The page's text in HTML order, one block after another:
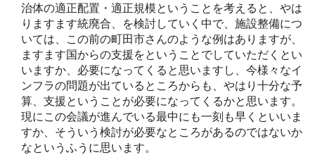
治体の適正配置・適正規模ということを考えると、やは
りますます統廃合、を検討していく中で、施設整備につ
いては、この前の町田市さんのような例はありますが、
ますます国からの支援をということでしていただくとい
いますか、必要になってくると思いますし、今様々なイ
ンフラの問題が出ているところからも、やはり十分な予
算、支援ということが必要になってくるかと思います。
現にこの会議が進んでいる最中にも一刻も早くといいま
すか、そういう検討が必要なところがあるのではないか
なというふうに思います。